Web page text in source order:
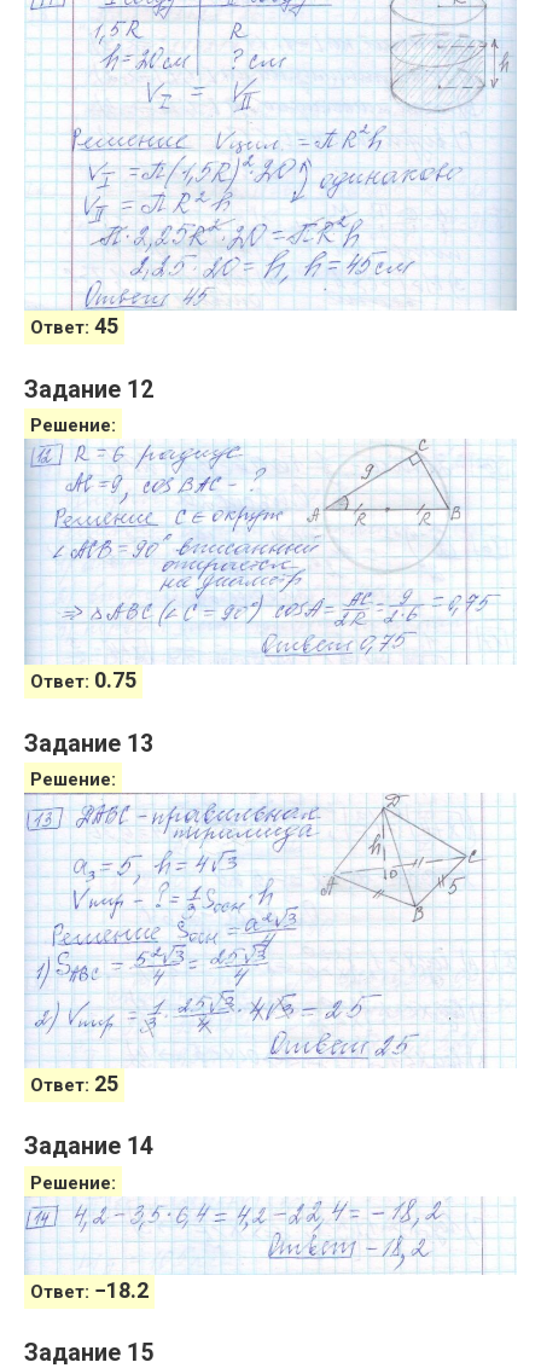
Ответ: 45
Задание 12
Решение:
Ответ: 0.75
Задание 13
Решение:
Ответ: 25
Задание 14
Решение:
Ответ: −18.2
Задание 15